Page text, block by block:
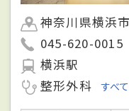
神奈川県横浜
045-620-0015
横浜駅
整形外科
すべ